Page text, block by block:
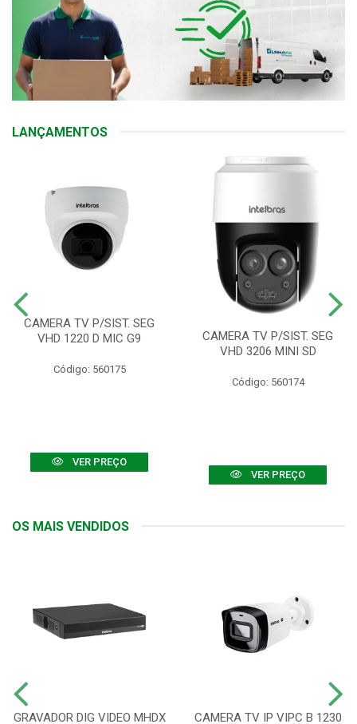
LANÇAMENTOS
CAMERA TV P/SIST. SEG
VHD 1220 D MIC G9
Código: 560175
VER PREÇO
CAMERA TV P/SIST. SEG
VHD 3206 MINI SD
Código: 560174
VER PREÇO
OS MAIS VENDIDOS
GRAVADOR DIG VIDEO MHDX
CAMERA TV IP VIPC B 1230